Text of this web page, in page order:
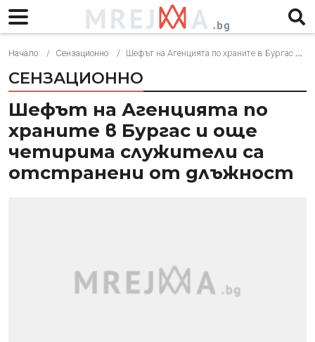
Начало Сензационно Шефът на Агенцията по храните в Бургас и още четирима служители са отстранени от длъжност
СЕНЗАЦИОННО
Шефът на Агенцията по
храните в Бургас и още
четирима служители са
отстранени от длъжност